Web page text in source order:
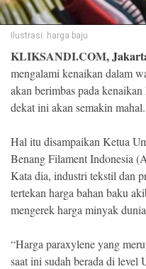
©
Copyright
2026
Klik
-
right
reserved
Ilustrasi: harga baju
KLIKSANDI.COM,
mengalami kenaikan dalam
akan berimbas pada kenaikan
dekat ini akan semakin mahal.
Hal itu disampaikan Ketua
Benang Filament Indonesia
Kata dia, industri tekstil dan
tertekan harga bahan baku
mengerek harga minyak
“Harga paraxylene yang
saat ini sudah berada di level